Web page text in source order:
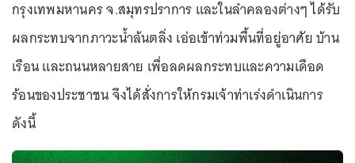
กรุงเทพมหานคร จ.สมุทรปราการ และในลำคลองต่างๆ ได้รับ
ผลกระทบจากภาวะน้ำล้นตลิ่ง เอ่อเข้าท่วมพื้นที่อยู่อาศัย บ้าน
เรือน และถนนหลายสาย เพื่อลดผลกระทบและความเดือด
ร้อนของประชาชน จึงได้สั่งการให้กรมเจ้าท่าเร่งดำเนินการ
ดังนี้